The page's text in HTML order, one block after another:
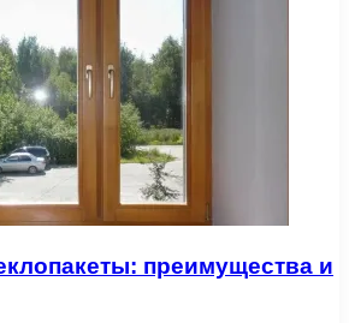
преимущества и